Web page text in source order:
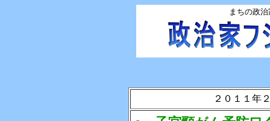
まちの政
２０１１年